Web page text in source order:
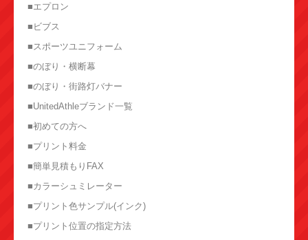
■エプロン
■ビブス
■スポーツユニフォーム
■のぼり・横断幕
■のぼり・街路灯バナー
■UnitedAthleブランド一覧
■初めての方へ
■プリント料金
■簡単見積もりFAX
■カラーシュミレーター
■プリント色サンプル(インク)
■プリント位置の指定方法